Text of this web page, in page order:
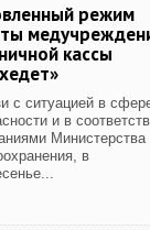
режим
кассы
с ситуацией в
и в
Министерства
в